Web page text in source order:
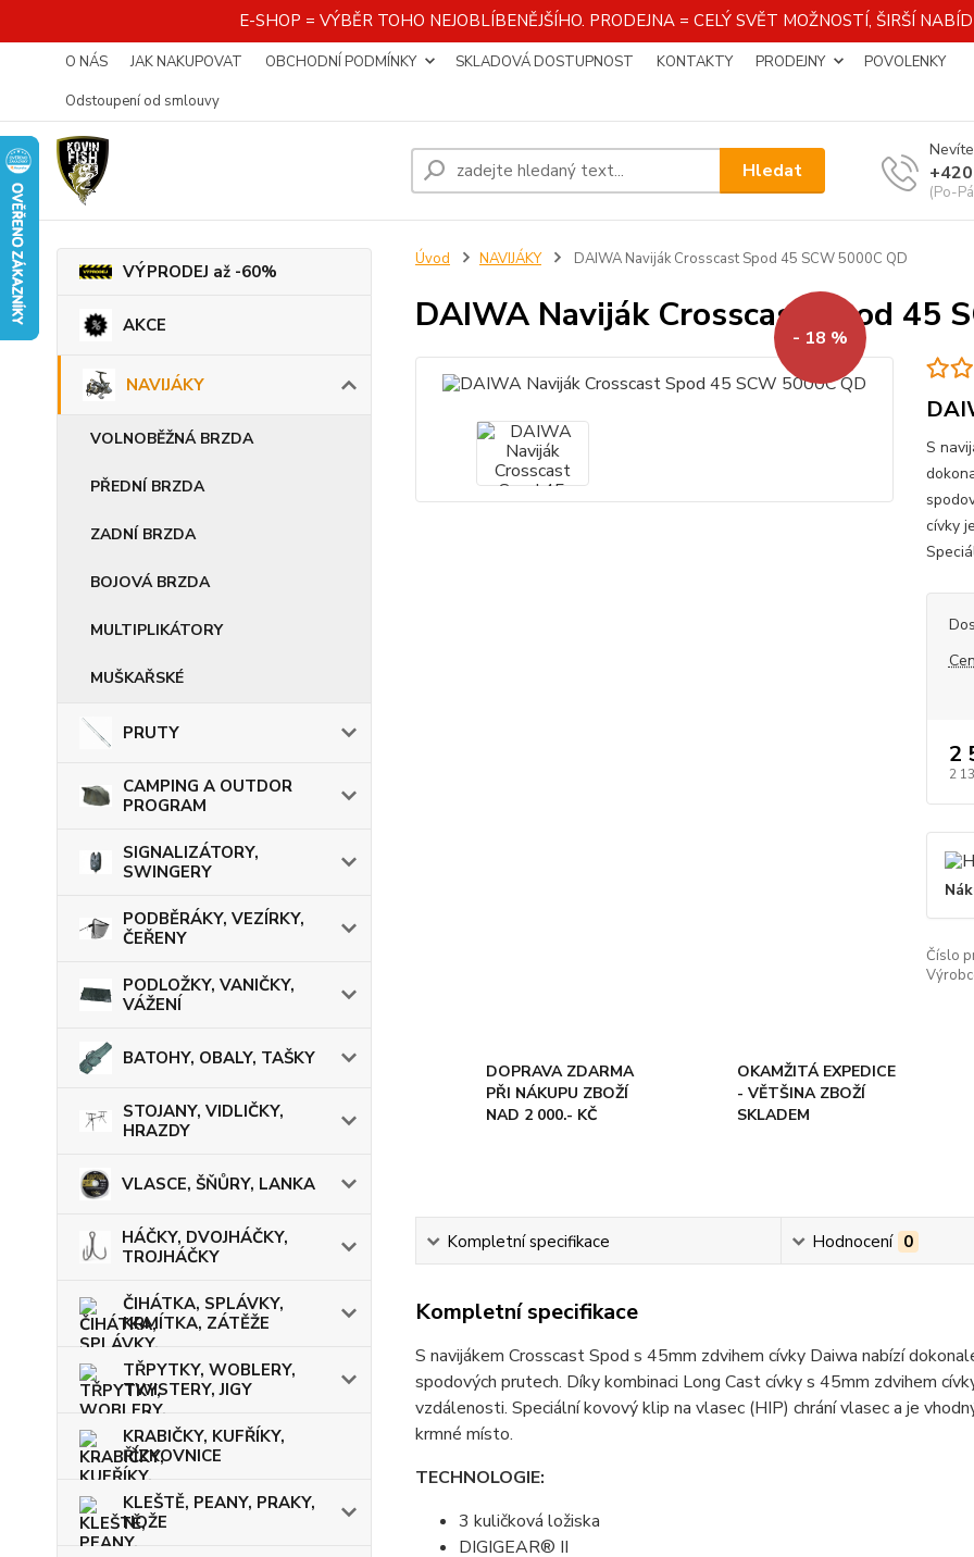
E-SHOP = VÝBĚR TOHO NEJOBLÍBENĚJŠÍHO. PRODEJNA = CELÝ SVĚT MOŽNOSTÍ, ŠIRŠÍ
O NÁS JAK NAKUPOVAT OBCHODNÍ PODMÍNKY SKLADOVÁ DOSTUPNOST KONTAKTY PRODEJNY
POVOLENKY
Odstoupení od smlouvy
Hledat
(Po-
VÝPRODEJ až -60%
AKCE
NAVIJÁKY
VOLNOBĚŽNÁ BRZDA
PŘEDNÍ BRZDA
ZADNÍ BRZDA
BOJOVÁ BRZDA
MULTIPLIKÁTORY
MUŠKAŘSKÉ
PRUTY
CAMPING A OUTDOR
PROGRAM
SIGNALIZÁTORY,
SWINGERY
PODBĚRÁKY, VEZÍRKY,
ČEŘENY
PODLOŽKY, VANIČKY,
VÁŽENÍ
BATOHY, OBALY, TAŠKY
STOJANY, VIDLIČKY,
HRAZDY
VLASCE, ŠŇŮRY, LANKA
HÁČKY, DVOJHÁČKY,
TROJHÁČKY
ČIHÁTKA, SPLÁVKY,
KRMÍTKA, ZÁTĚŽE
TŘPYTKY, WOBLERY,
TWISTERY, JIGY
KRABIČKY, KUFŘÍKY,
ŘÍZKOVNICE
KLEŠTĚ, PEANY, PRAKY,
NOŽE
Úvod NAVIJÁKY DAIWA Naviják Crosscast Spod 45 SCW 5000C QD
DAIWA Naviják Crosscast Spod 45
- 18 %
S
cívky
2
2
Číslo
DOPRAVA ZDARMA
PŘI NÁKUPU ZBOŽÍ
NAD 2 000.- KČ
OKAMŽITÁ EXPEDICE
- VĚTŠINA ZBOŽÍ
SKLADEM
Kompletní specifikace Hodnocení 0
Kompletní specifikace
S navijákem Crosscast Spod s 45mm zdvihem cívky Daiwa nabízí
spodových prutech. Díky kombinaci Long Cast cívky s 45mm zdvihem
vzdálenosti. Speciální kovový klip na vlasec (HIP) chrání vlasec a je
krmné místo.
TECHNOLOGIE:
3 kuličková ložiska
DIGIGEAR® II